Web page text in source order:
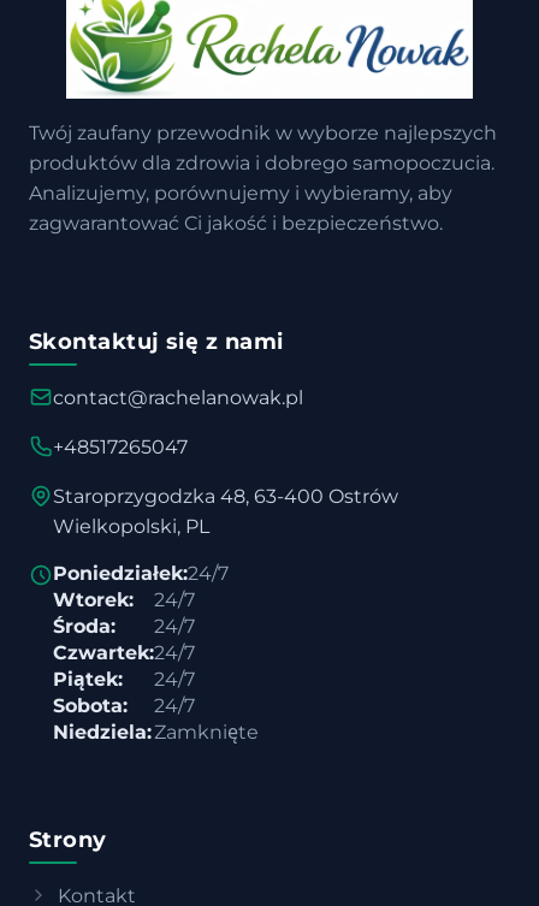
Twój zaufany przewodnik w wyborze najlepszych
produktów dla zdrowia i dobrego samopoczucia.
Analizujemy, porównujemy i wybieramy, aby
zagwarantować Ci jakość i bezpieczeństwo.
Skontaktuj się z nami
contact@rachelanowak.pl
+48517265047
Staroprzygodzka 48, 63-400 Ostrów
Wielkopolski, PL
Poniedziałek:24/7
Wtorek:
24/7
Środa:
24/7
Czwartek:24/7
Piątek:
24/7
Sobota:
24/7
Niedziela:Zamknięte
Strony
Kontakt